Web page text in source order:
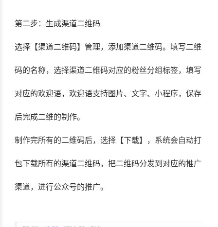
第二步：生成渠道二维码
选择【渠道二维码】管理，添加渠道二维码。填写二维
码的名称，选择渠道二维码对应的粉丝分组标签，填写
对应的欢迎语，欢迎语支持图片、文字、小程序，保存
后完成二维的制作。
制作完所有的二维码后，选择【下载】，系统会自动打
包下载所有的渠道二维码，把二维码分发到对应的推广
渠道，进行公众号的推广。